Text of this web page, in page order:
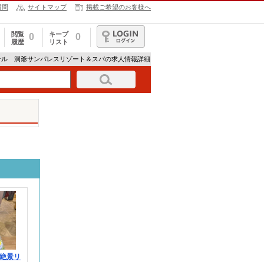
問 サイトマップ 掲載ご希望のお客様へ
閲覧
履歴
0
キープ
リスト
0
ログイン
洞爺サンパレスリゾート＆スパの求人情報詳細
景リ